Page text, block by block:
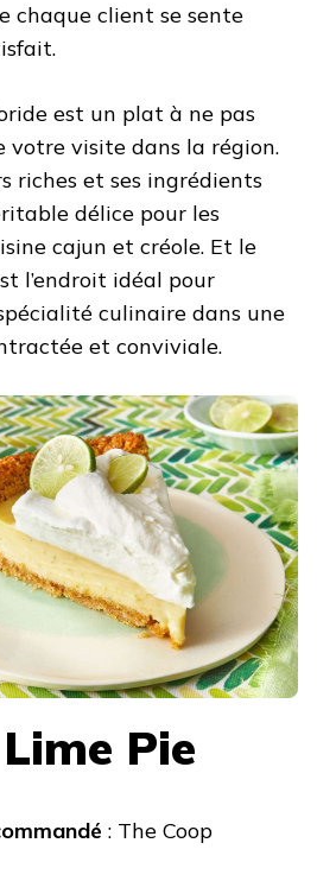
chaque client se sente
est un plat à ne pas
votre visite dans la région.
riches et ses ingrédients
délice pour les
cajun et créole. Et le
l’endroit idéal pour
culinaire dans une
et conviviale.
Pie
: The Coop